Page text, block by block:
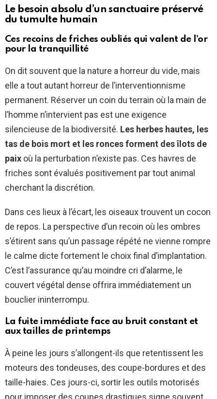
Le besoin absolu d’un sanctuaire préservé
du tumulte humain
Ces recoins de friches oubliés qui valent de l’or
pour la tranquillité
On dit souvent que la nature a horreur du vide, mais
elle a tout autant horreur de l’interventionnisme
permanent. Réserver un coin du terrain où la main de
l’homme n’intervient pas est une exigence
silencieuse de la biodiversité. Les herbes hautes, les
tas de bois mort et les ronces forment des îlots de
paix où la perturbation n’existe pas. Ces havres de
friches sont évalués positivement par tout animal
cherchant la discrétion.
Dans ces lieux à l’écart, les oiseaux trouvent un cocon
de repos. La perspective d’un recoin où les ombres
s’étirent sans qu’un passage répété ne vienne rompre
le calme dicte fortement le choix final d’implantation.
C’est l’assurance qu’au moindre cri d’alarme, le
couvert végétal dense offrira immédiatement un
bouclier ininterrompu.
La fuite immédiate face au bruit constant et
aux tailles de printemps
À peine les jours s’allongent-ils que retentissent les
moteurs des tondeuses, des coupe-bordures et des
taille-haies. Ces jours-ci, sortir les outils motorisés
pour imposer des coupes drastiques signe souvent